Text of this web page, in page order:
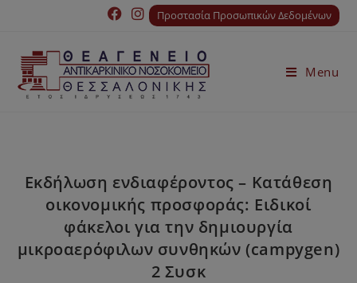
Προστασία Προσωπικών Δεδομένων
Menu
Εκδήλωση ενδιαφέροντος – Κατάθεση
οικονομικής προσφοράς: Ειδικοί
φάκελοι για την δημιουργία
μικροαερόφιλων συνθηκών (campygen)
2 Συσκ